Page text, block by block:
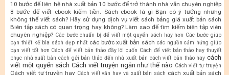
10 bước để liên hệ nhà xuất bản 10 bước để trở thành nhà văn chuyên nghiệp
8 bước để viết ebook kiếm tiền. Sách ebook là gì Bạn có ý tưởng nhưng
không thể viết sách? Hãy sử dụng dịch vụ viết sách bảng giá xuất bản sách
Biên tập sách có quan trọng hay không? Làm sao để tìm kiếm biên tập viên
chuyên nghiệp? Các bước chuẩn bị để viết một quyển sách hay hơn Các bước giúp
bạn thiết kế bìa sách đẹp nhất các bước xuất bản sách các nguồn cảm hứng giúp
bạn viết tốt hơn Cách để viết bản thảo đầy lôi cuốn Cách để viết bản thảo hay thuyết
phục nhà xuất bản cách gửi bản thảo đến nhà xuất bản cách viết bản thảo hay cách
viết một quyển sách Cách viết truyện ngắn như thế nào Cách viết tự truyện
Cách viết tự truyện hay Cách viết văn hay và xuất bản sách cách xuất bản sách